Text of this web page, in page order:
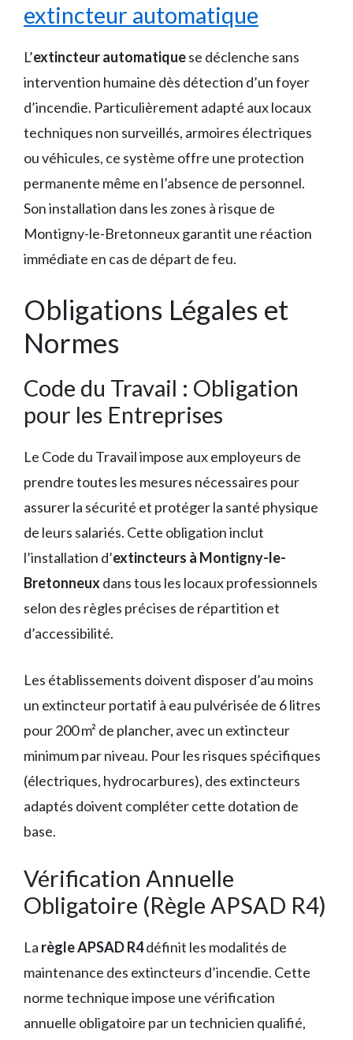
extincteur automatique
L’extincteur automatiquese déclenche sans
intervention humaine dès détection d’un foyer
d’incendie. Particulièrement adapté aux locaux
techniques non surveillés, armoires électriques
ou véhicules, ce système offre une protection
permanente même en l’absence de personnel.
Son installation dans les zones à risque de
Montigny-le-Bretonneux garantit une réaction
immédiate en cas de départ de feu.
Obligations Légales et
Normes
Code du Travail : Obligation
pour les Entreprises
Le Code du Travail impose aux employeurs de
prendre toutes les mesures nécessaires pour
assurer la sécurité et protéger la santé physique
de leurs salariés. Cette obligation inclut
l’installation d’extincteurs à Montigny-le-
Bretonneuxdans tous les locaux professionnels
selon des règles précises de répartition et
d’accessibilité.
Les établissements doivent disposer d’au moins
un extincteur portatif à eau pulvérisée de 6 litres
pour 200 m² de plancher, avec un extincteur
minimum par niveau. Pour les risques spécifiques
(électriques, hydrocarbures), des extincteurs
adaptés doivent compléter cette dotation de
base.
Vérification Annuelle
Obligatoire (Règle APSAD R4)
La règle APSAD R4définit les modalités de
maintenance des extincteurs d’incendie. Cette
norme technique impose une vérification
annuelle obligatoire par un technicien qualifié,